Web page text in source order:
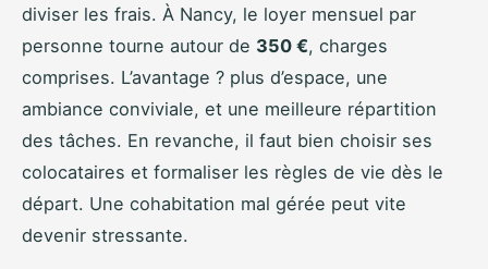
diviser les frais. À Nancy, le loyer mensuel par
personne tourne autour de 350 €, charges
comprises. L’avantage ? plus d’espace, une
ambiance conviviale, et une meilleure répartition
des tâches. En revanche, il faut bien choisir ses
colocataires et formaliser les règles de vie dès le
départ. Une cohabitation mal gérée peut vite
devenir stressante.